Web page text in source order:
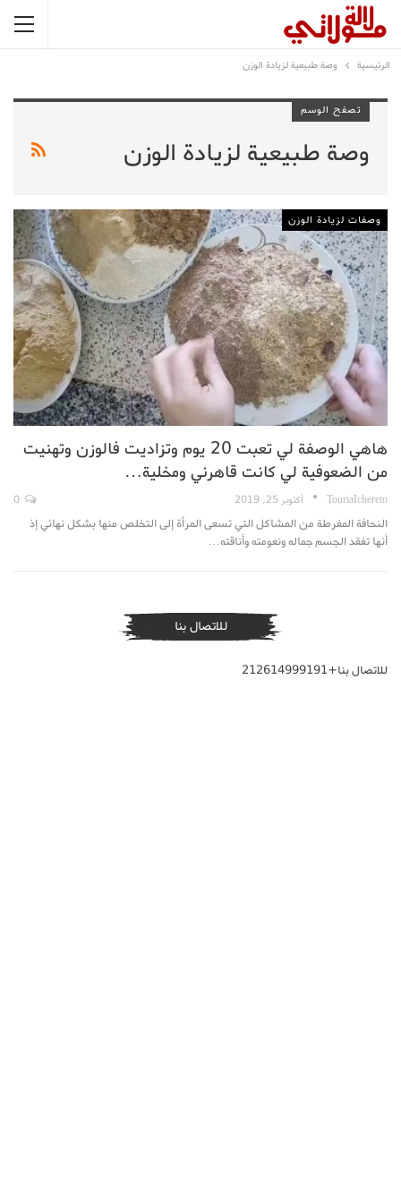
الرئيسية وصة طبيعية لزيادة الوزن
تصفح الوسم
وصة طبيعية لزيادة الوزن
وصفات لزيادة الوزن
هاهي الوصفة لي تعبت 20 يوم وتزاديت فالوزن وتهنيت
من الضعوفية لي كانت قاهرني ومخلية…
TouriaIcherem أكتوبر 25, 2019
النحافة المفرطة من المشاكل التي تسعى المرأة إلى التخلص منها بشكل نهائي إذ
أنها تفقد الجسم جماله ونعومته وأناقته…
للاتصال بنا
للاتصال بنا+212614999191